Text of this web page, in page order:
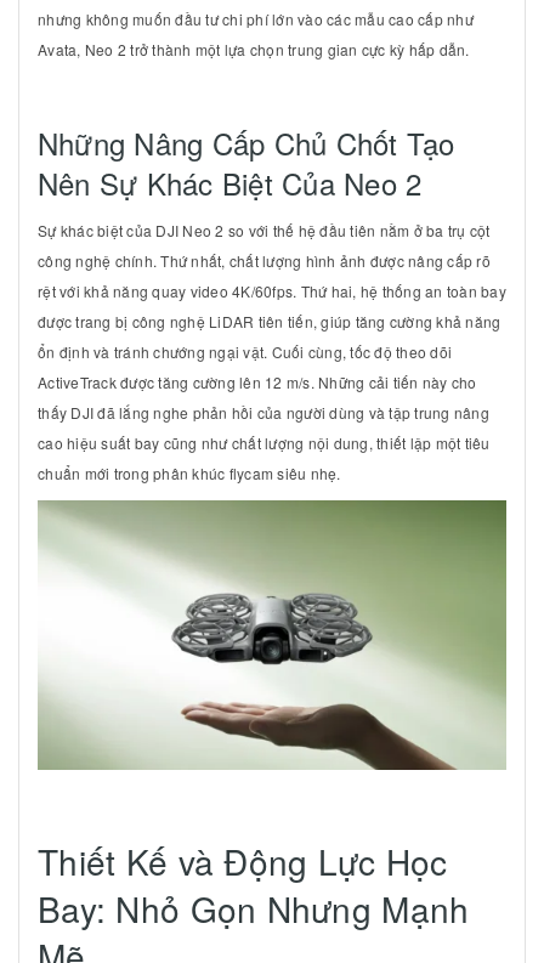
nhưng không muốn đầu tư chi phí lớn vào các mẫu cao cấp như
Avata, Neo 2 trở thành một lựa chọn trung gian cực kỳ hấp dẫn.
Những Nâng Cấp Chủ Chốt Tạo
Nên Sự Khác Biệt Của Neo 2
Sự khác biệt của DJI Neo 2 so với thế hệ đầu tiên nằm ở ba trụ cột
công nghệ chính. Thứ nhất, chất lượng hình ảnh được nâng cấp rõ
rệt với khả năng quay video 4K/60fps. Thứ hai, hệ thống an toàn bay
được trang bị công nghệ LiDAR tiên tiến, giúp tăng cường khả năng
ổn định và tránh chướng ngại vật. Cuối cùng, tốc độ theo dõi
ActiveTrack được tăng cường lên 12 m/s. Những cải tiến này cho
thấy DJI đã lắng nghe phản hồi của người dùng và tập trung nâng
cao hiệu suất bay cũng như chất lượng nội dung, thiết lập một tiêu
chuẩn mới trong phân khúc flycam siêu nhẹ.
Thiết Kế và Động Lực Học
Bay: Nhỏ Gọn Nhưng Mạnh